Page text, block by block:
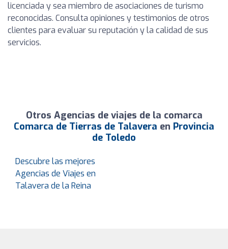
licenciada y sea miembro de asociaciones de turismo
reconocidas. Consulta opiniones y testimonios de otros
clientes para evaluar su reputación y la calidad de sus
servicios.
Otros Agencias de viajes de la comarca
Comarca de Tierras de Talavera en Provincia
de Toledo
Descubre las mejores
Agencias de Viajes en
Talavera de la Reina